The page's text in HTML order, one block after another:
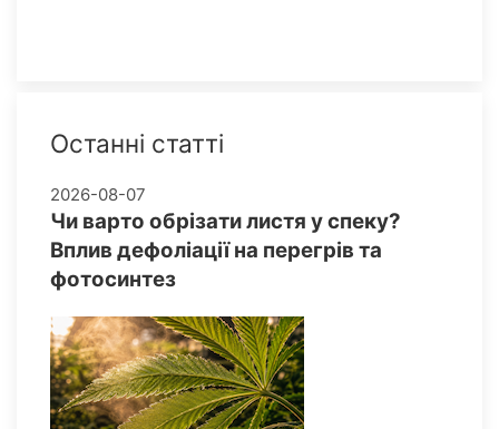
Останні статті
2026-08-07
Чи варто обрізати листя у спеку?
Вплив дефоліації на перегрів та
фотосинтез